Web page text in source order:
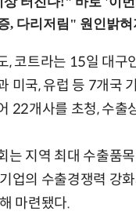
, 코트라는 15일 대구
미국, 유럽 등 7개국
22개사를 초청, 수출
는 지역 최대 수출품
업의 수출경쟁력 강
마련됐다.